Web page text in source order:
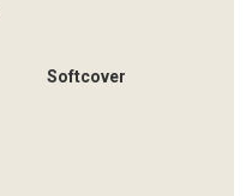
Softcover